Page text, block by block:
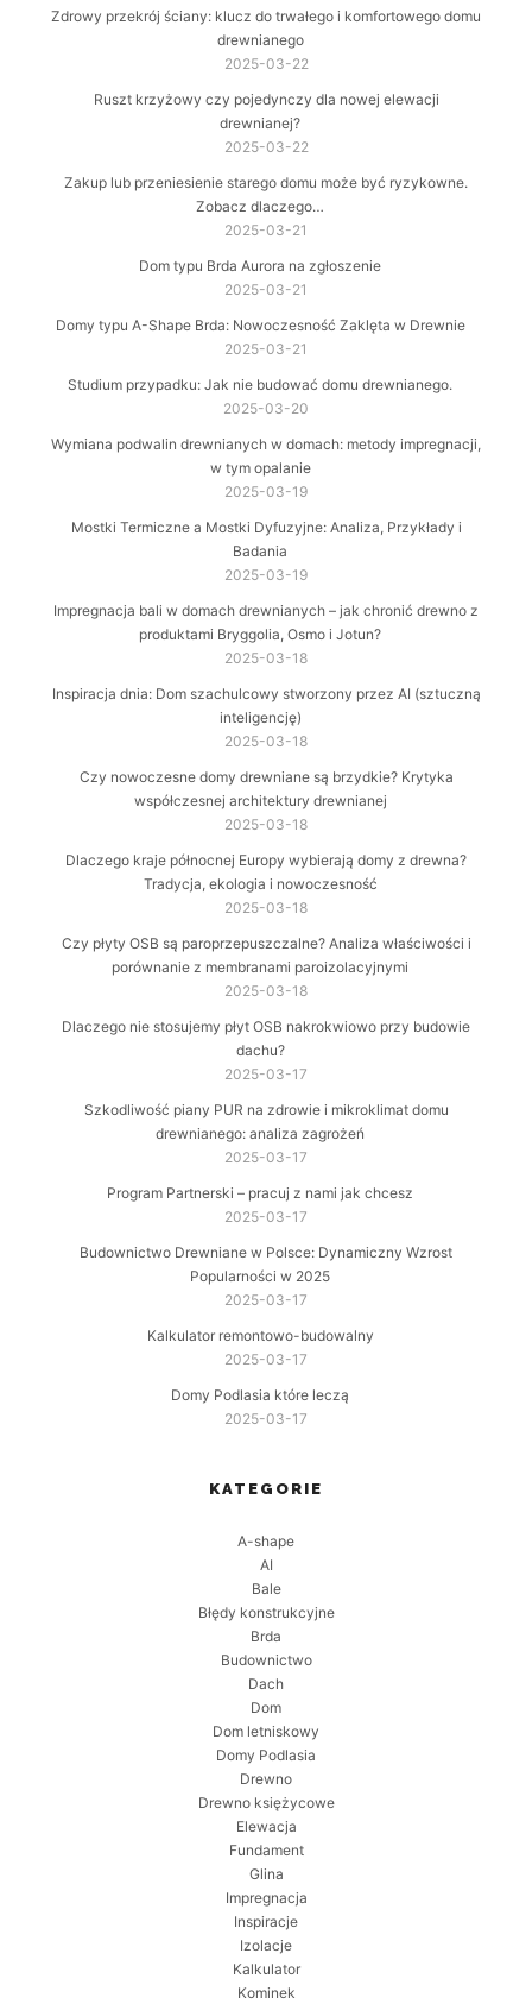
Zdrowy przekrój ściany: klucz do trwałego i komfortowego domu
drewnianego
2025-03-22
Ruszt krzyżowy czy pojedynczy dla nowej elewacji
drewnianej?
2025-03-22
Zakup lub przeniesienie starego domu może być ryzykowne.
Zobacz dlaczego…
2025-03-21
Dom typu Brda Aurora na zgłoszenie
2025-03-21
Domy typu A-Shape Brda: Nowoczesność Zaklęta w Drewnie
2025-03-21
Studium przypadku: Jak nie budować domu drewnianego.
2025-03-20
Wymiana podwalin drewnianych w domach: metody impregnacji,
w tym opalanie
2025-03-19
Mostki Termiczne a Mostki Dyfuzyjne: Analiza, Przykłady i
Badania
2025-03-19
Impregnacja bali w domach drewnianych – jak chronić drewno z
produktami Bryggolia, Osmo i Jotun?
2025-03-18
Inspiracja dnia: Dom szachulcowy stworzony przez AI (sztuczną
inteligencję)
2025-03-18
Czy nowoczesne domy drewniane są brzydkie? Krytyka
współczesnej architektury drewnianej
2025-03-18
Dlaczego kraje północnej Europy wybierają domy z drewna?
Tradycja, ekologia i nowoczesność
2025-03-18
Czy płyty OSB są paroprzepuszczalne? Analiza właściwości i
porównanie z membranami paroizolacyjnymi
2025-03-18
Dlaczego nie stosujemy płyt OSB nakrokwiowo przy budowie
dachu?
2025-03-17
Szkodliwość piany PUR na zdrowie i mikroklimat domu
drewnianego: analiza zagrożeń
2025-03-17
Program Partnerski – pracuj z nami jak chcesz
2025-03-17
Budownictwo Drewniane w Polsce: Dynamiczny Wzrost
Popularności w 2025
2025-03-17
Kalkulator remontowo-budowalny
2025-03-17
Domy Podlasia które leczą
2025-03-17
KATEGORIE
A-shape
AI
Bale
Błędy konstrukcyjne
Brda
Budownictwo
Dach
Dom
Dom letniskowy
Domy Podlasia
Drewno
Drewno księżycowe
Elewacja
Fundament
Glina
Impregnacja
Inspiracje
Izolacje
Kalkulator
Kominek